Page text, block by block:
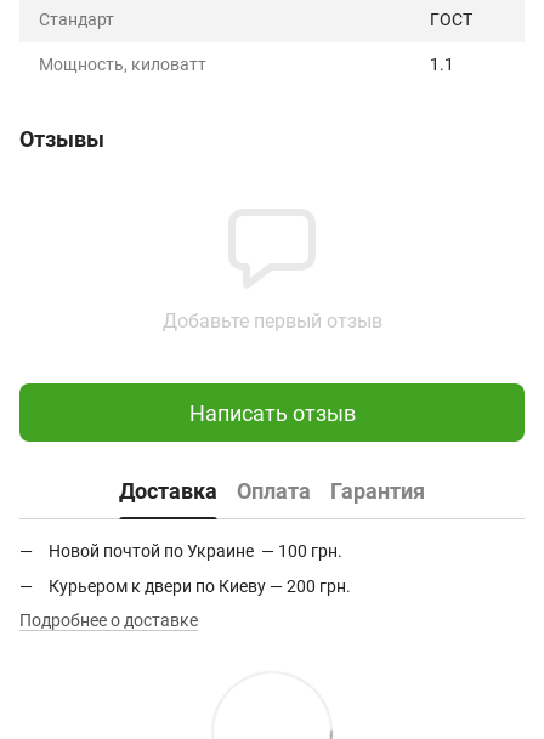
Стандарт ГОСТ
Мощность, киловатт 1.1
Отзывы
Добавьте первый отзыв
Написать отзыв
Доставка Оплата Гарантия
Новой почтой по Украине — 100 грн.
Курьером к двери по Киеву — 200 грн.
Подробнее о доставке